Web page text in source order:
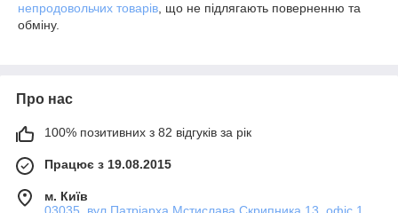
непродовольчих товарів , що не підлягають поверненню та
обміну.
Про нас
100% позитивних з 82 відгуків за рік
Працює з 19.08.2015
м. Київ